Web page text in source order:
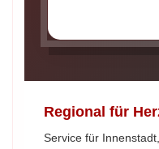
Regional für
Service für